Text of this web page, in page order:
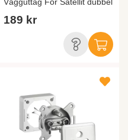
Vägguttag För Satellit dubbel
189 kr